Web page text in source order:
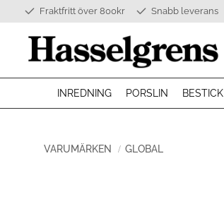
Fraktfritt över 800kr Snabb leverans
INREDNING PORSLIN BESTICK
VARUMÄRKEN GLOBAL